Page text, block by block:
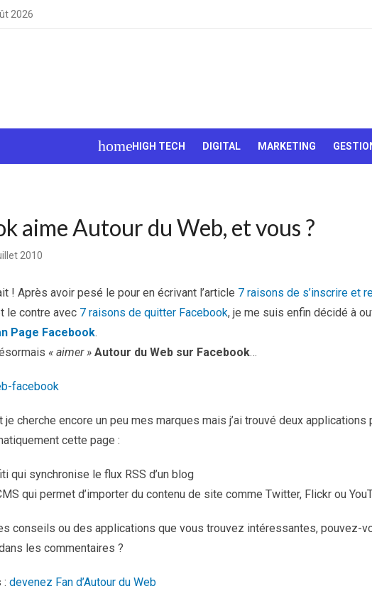
2026
chocolats…
tomber !
homeHIGH TECH DIGITAL MARKETING
aime Autour du Web, et vous ?
2010
! Après avoir pesé le pour en écrivant l’article 7 raisons de s’inscrire et
le contre avec 7 raisons de quitter Facebook, je me suis enfin décidé à
Page Facebook.
« aimer » Autour du Web sur Facebook…
je cherche encore un peu mes marques mais j’ai trouvé deux applications
cette page :
qui synchronise le flux RSS d’un blog
qui permet d’importer du contenu de site comme Twitter, Flickr ou
conseils ou des applications que vous trouvez intéressantes, pouvez-
les commentaires ?
: devenez Fan d’Autour du Web